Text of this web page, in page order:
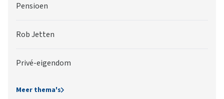
Pensioen
Rob Jetten
Privé-eigendom
Meer thema's